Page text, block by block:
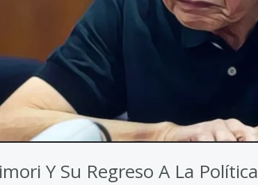
Y Su Regreso A La Política